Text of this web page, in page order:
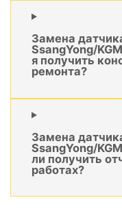
Замена
SsangYong/
я получить
ремонта?
Замена
SsangYong/
ли получить
работах?